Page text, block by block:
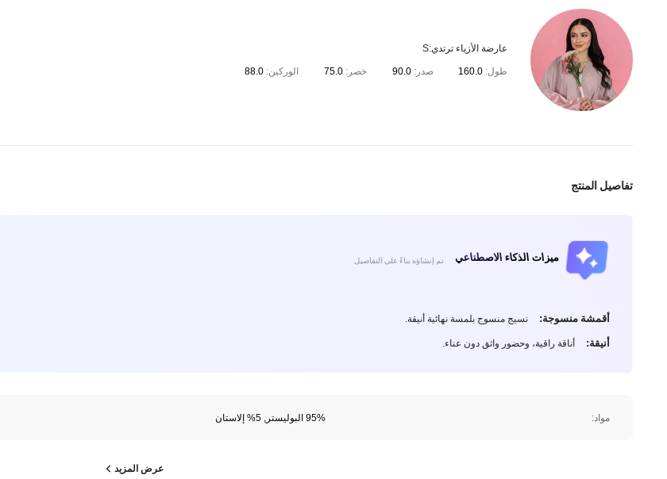
عارضة الأزياء ترتدي:S
طول: 160.0 صدر:90.0 خصر: 75.0 الوركين: 88.0
تفاصيل المنتج
ميزات الذكاء الاصطناعي تم إنشاؤه بناءً على التفاصيل
أقمشة منسوجة: نسيج منسوج بلمسة نهائية أنيقة.
أنيقة: أناقة راقية، وحضور واثق دون عناء.
مواد: 95% البوليستر, 5% إلاستان
عرض المزيد